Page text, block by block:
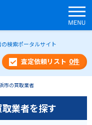
検索ポータルサイト
0件
市の買取業者
業者を探す